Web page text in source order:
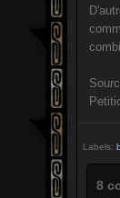
Labels:
8